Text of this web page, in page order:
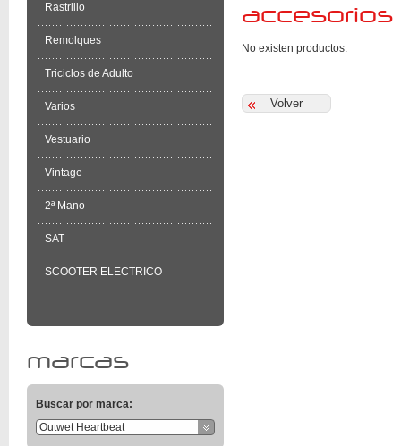
Rastrillo
Remolques
Triciclos de Adulto
Varios
Vestuario
Vintage
2ª Mano
SAT
SCOOTER ELECTRICO
marcas
Buscar por marca:
Outwet Heartbeat
accesorios
No existen productos.